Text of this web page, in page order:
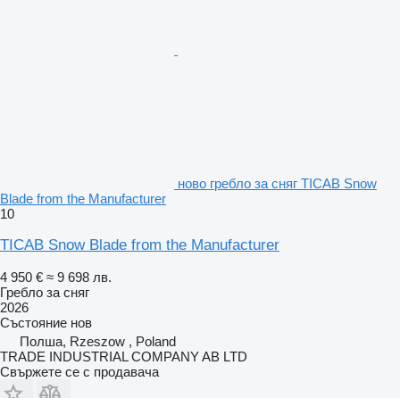
ново гребло за сняг TICAB Snow
Blade from the Manufacturer
10
TICAB Snow Blade from the Manufacturer
4 950 € ≈ 9 698 лв.
Гребло за сняг
2026
Състояние нов
Полша, Rzeszow , Poland
TRADE INDUSTRIAL COMPANY AB LTD
Свържете се с продавача